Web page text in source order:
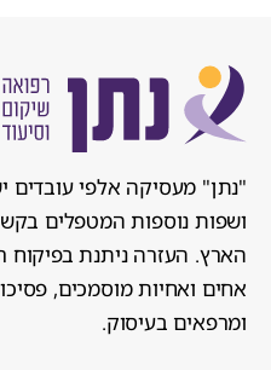
"נתן" מעסיקה אלפי עובדים
ושפות נוספות המטפלים
הארץ. העזרה ניתנת בפיקוח
אחים ואחיות מוסמכים,
ומרפאים בעיסוק.